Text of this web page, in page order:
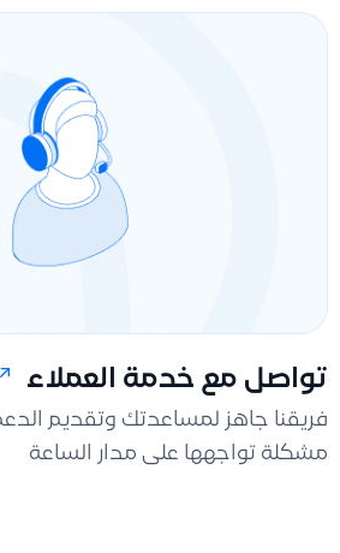
تواصل مع خدمة العملاء
فريقنا جاهز لمساعدتك وتقديم
مشكلة تواجهها على مدار الساعة